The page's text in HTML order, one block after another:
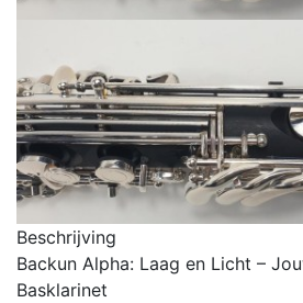
Beschrijving
Backun Alpha: Laag en Licht –
Basklarinet